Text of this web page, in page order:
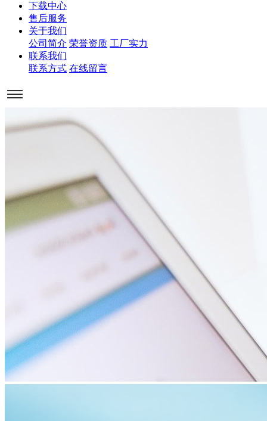
下载中心
售后服务
关于我们
公司简介 荣誉资质 工厂实力
联系我们
联系方式 在线留言